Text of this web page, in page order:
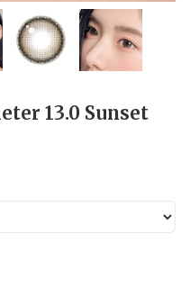
13.0 Sunset